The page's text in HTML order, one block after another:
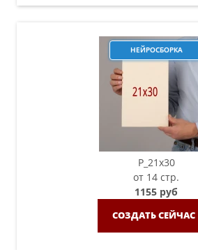
НЕЙРОСБОРКА
P_21х30
от 14 стр.
1155 руб
СОЗДАТЬ СЕЙЧАС